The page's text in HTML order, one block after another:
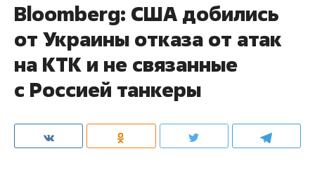
Bloomberg: США добились
от Украины отказа от атак
на КТК и не связанные
с Россией танкеры